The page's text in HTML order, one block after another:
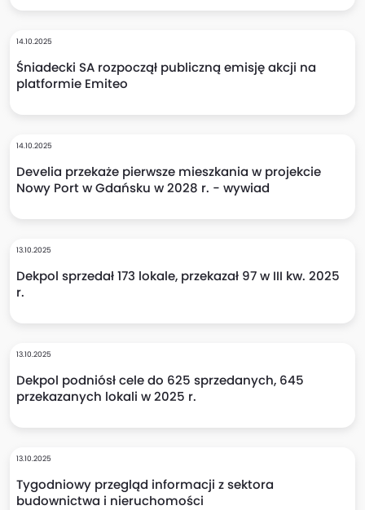
14.10.2025
Śniadecki SA rozpoczął publiczną emisję akcji na
platformie Emiteo
14.10.2025
Develia przekaże pierwsze mieszkania w projekcie
Nowy Port w Gdańsku w 2028 r. - wywiad
13.10.2025
Dekpol sprzedał 173 lokale, przekazał 97 w III kw. 2025
r.
13.10.2025
Dekpol podniósł cele do 625 sprzedanych, 645
przekazanych lokali w 2025 r.
13.10.2025
Tygodniowy przegląd informacji z sektora
budownictwa i nieruchomości